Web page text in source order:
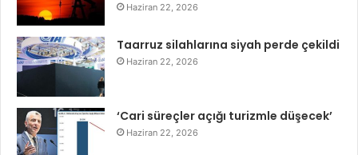
Haziran 22, 2026
Taarruz silahlarına siyah perde çekildi
Haziran 22, 2026
‘Cari süreçler açığı turizmle düşecek’
Haziran 22, 2026